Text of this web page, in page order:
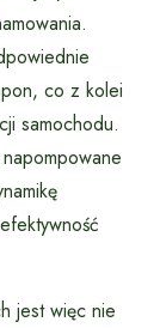
co z kolei
samochodu.
jest więc nie